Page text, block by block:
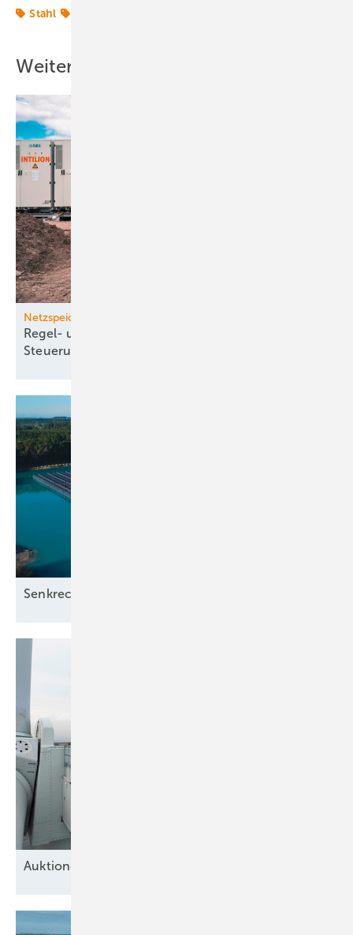
Stahl
Weitere Inhalte
Netzspeicher
Regel- und Handels­energie aus Speichern mit
Steuerungstechnik
Senkrecht schwimmende
Auktionen für